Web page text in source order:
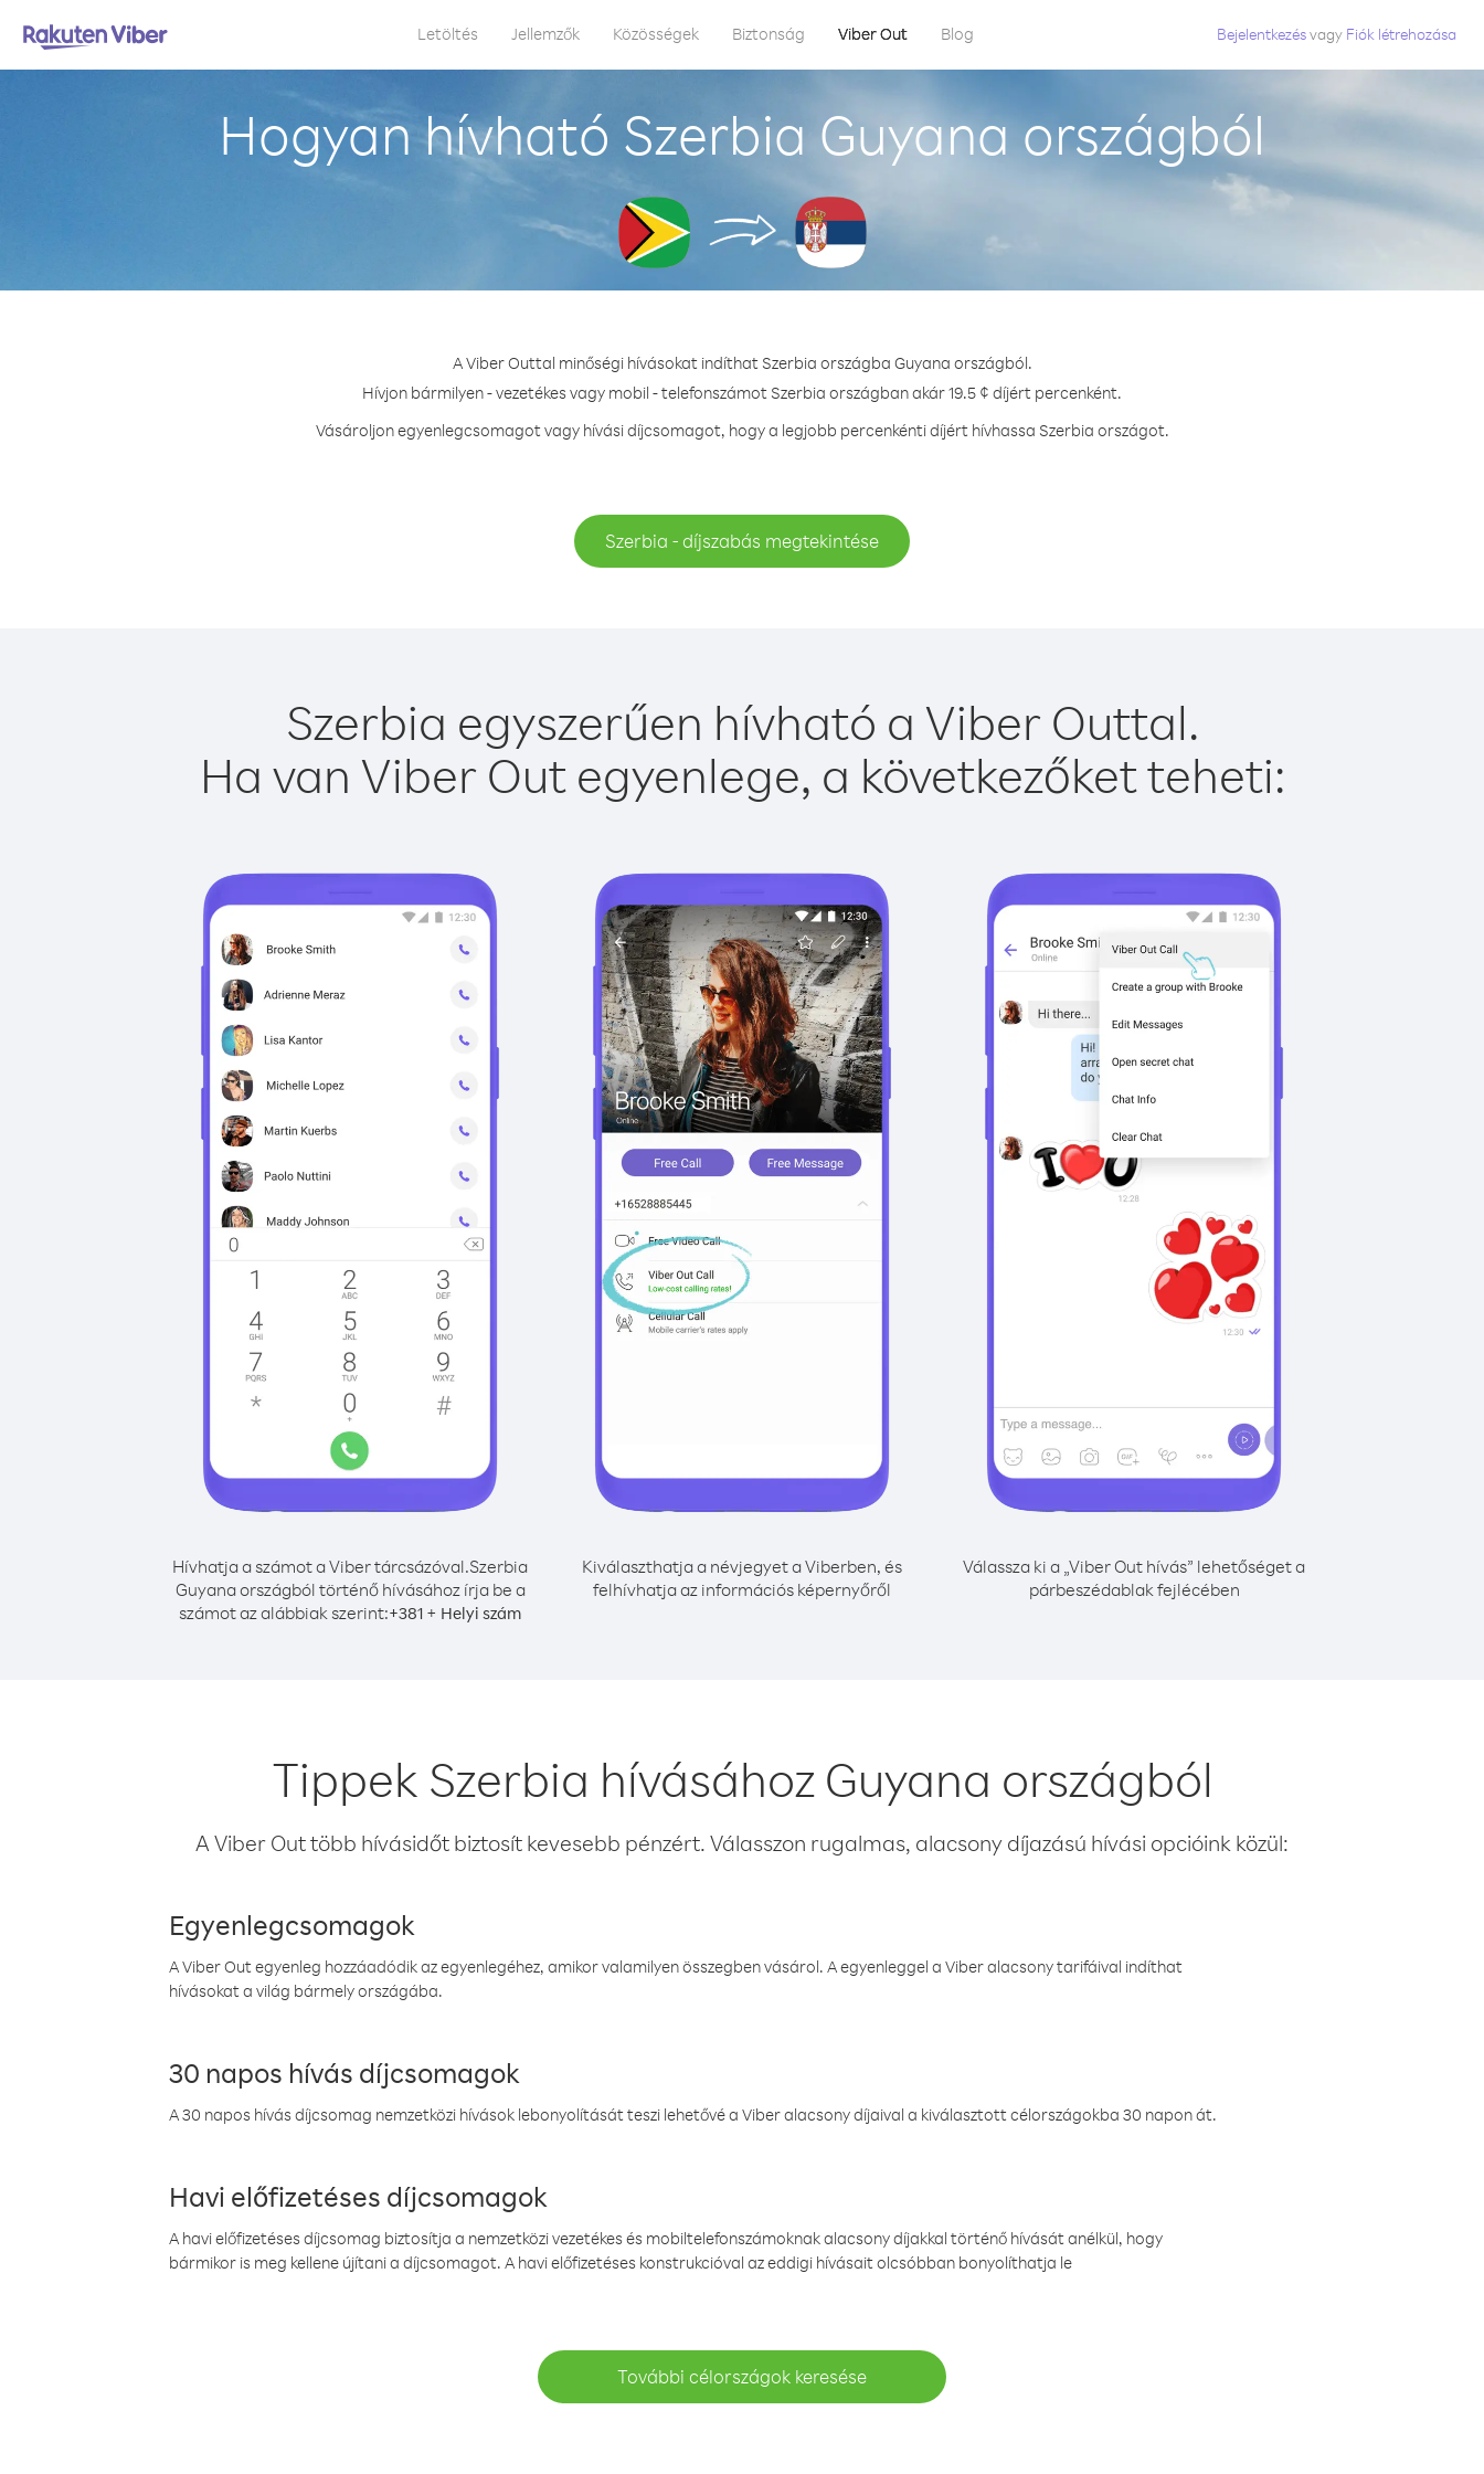
Letöltés Jellemzők Közösségek Biztonság Viber Out Blog Bejelentkezésvagy Fiók létrehozása
Hogyan hívható Szerbia Guyana országból
A Viber Outtal minőségi hívásokat indíthat Szerbia országba Guyana országból.
Hívjon bármilyen - vezetékes vagy mobil - telefonszámot Szerbia országban akár 19.5 ¢ díjért percenként.
Vásároljon egyenlegcsomagot vagy hívási díjcsomagot, hogy a legjobb percenkénti díjért hívhassa Szerbia országot.
Szerbia - díjszabás megtekintése
Szerbia egyszerűen hívható a Viber Outtal.
Ha van Viber Out egyenlege, a következőket teheti:
Hívhatja a számot a Viber tárcsázóval.Szerbia
Guyana országból történő hívásához írja be a
számot az alábbiak szerint:+381 + Helyi szám
Kiválaszthatja a névjegyet a Viberben, és
felhívhatja az információs képernyőről
Válassza ki a „Viber Out hívás” lehetőséget a
párbeszédablak fejlécében
Tippek Szerbia hívásához Guyana országból
A Viber Out több hívásidőt biztosít kevesebb pénzért. Válasszon rugalmas, alacsony díjazású hívási opcióink közül:
Egyenlegcsomagok
A Viber Out egyenleg hozzáadódik az egyenlegéhez, amikor valamilyen összegben vásárol. A egyenleggel a Viber alacsony tarifáival indíthat
hívásokat a világ bármely országába.
30 napos hívás díjcsomagok
A 30 napos hívás díjcsomag nemzetközi hívások lebonyolítását teszi lehetővé a Viber alacsony díjaival a kiválasztott célországokba 30 napon át.
Havi előfizetéses díjcsomagok
A havi előfizetéses díjcsomag biztosítja a nemzetközi vezetékes és mobiltelefonszámoknak alacsony díjakkal történő hívását anélkül, hogy
bármikor is meg kellene újítani a díjcsomagot. A havi előfizetéses konstrukcióval az eddigi hívásait olcsóbban bonyolíthatja le
További célországok keresése